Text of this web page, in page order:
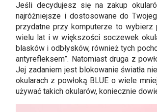
Jeśli decydujesz się na zakup
najróżniejsze i dostosowane do
przydatne przy komputerze to wybierz
wielu lat i w większości soczewek
blasków i odbłysków, również tych
antyrefleksem”. Natomiast druga z
Jej zadaniem jest blokowanie światła
okularach z powłoką BLUE o wiele
używać takich okularów, koniecznie